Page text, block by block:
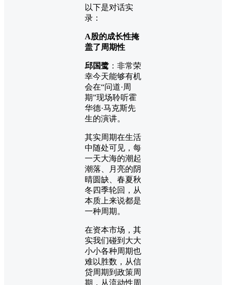
以下是对话实
录：
A股的成长性掩
盖了周期性
邱国鹭 ：非常荣
幸今天能够有机
会在“问道·周
期”现场聆听霍
华德·马克斯先
生的演讲。
其实周期在生活
中随处可见，每
一天大海的潮起
潮落、月亮的阴
晴圆缺、春夏秋
冬四季轮回，从
本质上来说都是
一种周期。
在资本市场，其
实我们碰到大大
小小各种周期也
难以胜数，从信
贷周期到政策周
期，从流动性周